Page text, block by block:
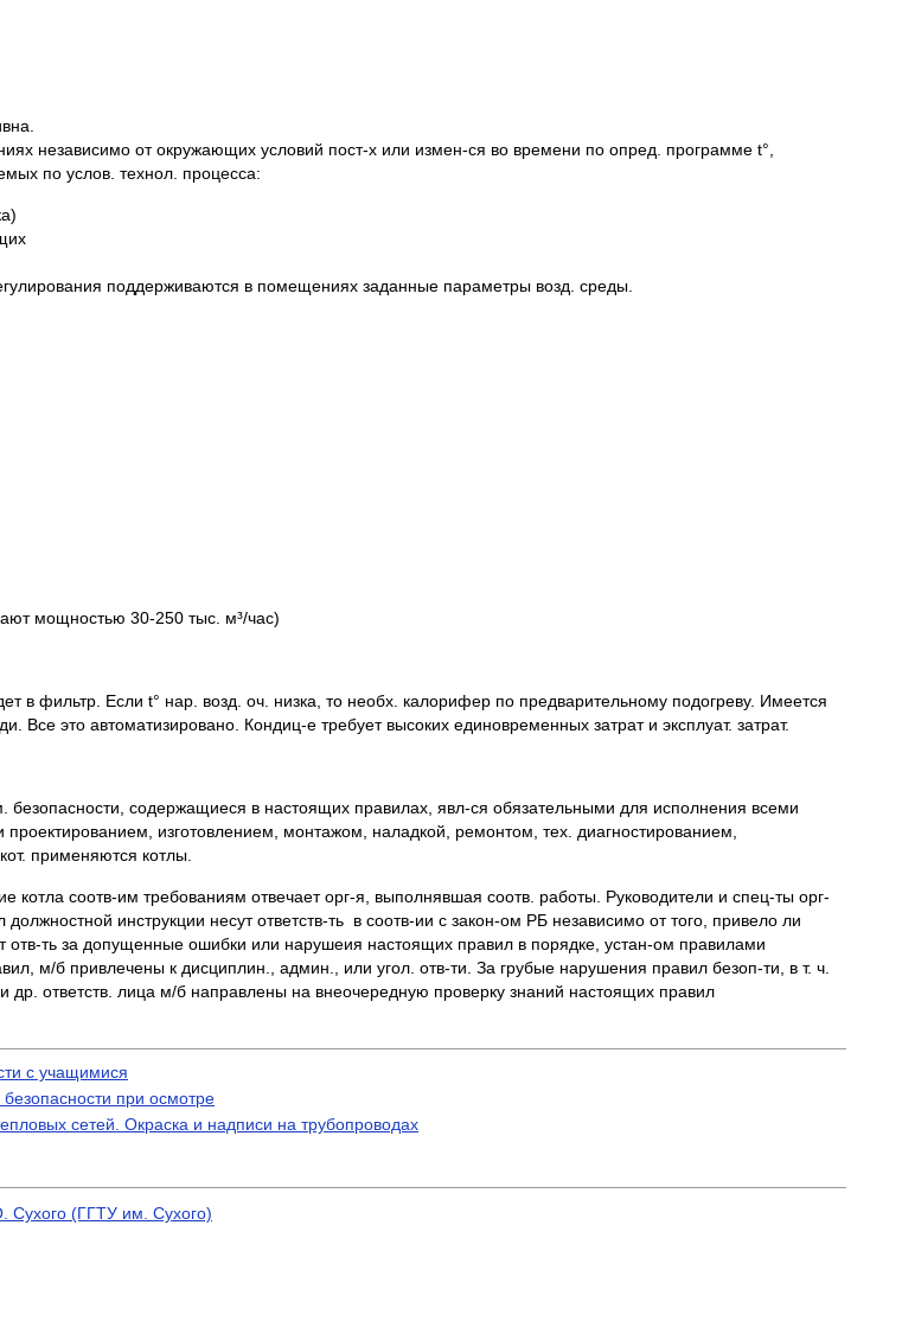
независимо от окружающих условий пост-х или измен-ся во времени по опред. программе t°,
по услов. технол. процесса:
поддерживаются в помещениях заданные параметры возд. среды.
мощностью 30-250 тыс. м³/час)
фильтр. Если t° нар. возд. оч. низка, то необх. калорифер по предварительному подогреву. Имеется
это автоматизировано. Кондиц-е требует высоких единовременных затрат и эксплуат. затрат.
содержащиеся в настоящих правилах, явл-ся обязательными для исполнения всеми
изготовлением, монтажом, наладкой, ремонтом, тех. диагностированием,
применяются котлы.
котла соотв-им требованиям отвечает орг-я, выполнявшая соотв. работы. Руководители и спец-ты орг-
инструкции несут ответств-ть в соотв-ии с закон-ом РБ независимо от того, привело ли
ть за допущенные ошибки или нарушеия настоящих правил в порядке, устан-ом правилами
м/б привлечены к дисциплин., админ., или угол. отв-ти. За грубые нарушения правил безоп-ти, в т. ч.
др. ответств. лица м/б направлены на внеочередную проверку знаний настоящих правил
с учащимися
при осмотре
сетей. Окраска и надписи на трубопроводах
Сухого (ГГТУ им. Сухого)